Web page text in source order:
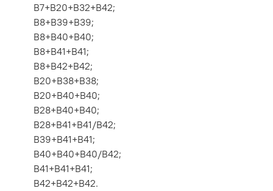
B7+B20+B32+B42;
B8+B39+B39;
B8+B40+B40;
B8+B41+B41;
B8+B42+B42;
B20+B38+B38;
B20+B40+B40;
B28+B40+B40;
B28+B41+B41/B42;
B39+B41+B41;
B40+B40+B40/B42;
B41+B41+B41;
B42+B42+B42.